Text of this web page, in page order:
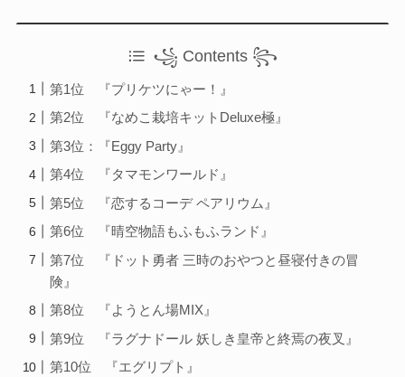
꧁ Contents ꧂
第1位 『プリケツにゃー！』
第2位 『なめこ栽培キットDeluxe極』
第3位：『Eggy Party』
第4位 『タマモンワールド』
第5位 『恋するコーデ ペアリウム』
第6位 『晴空物語もふもふランド』
第7位 『ドット勇者 三時のおやつと昼寝付きの冒
険』
第8位 『ようとん場MIX』
第9位 『ラグナドール 妖しき皇帝と終焉の夜叉』
第10位 『エグリプト』